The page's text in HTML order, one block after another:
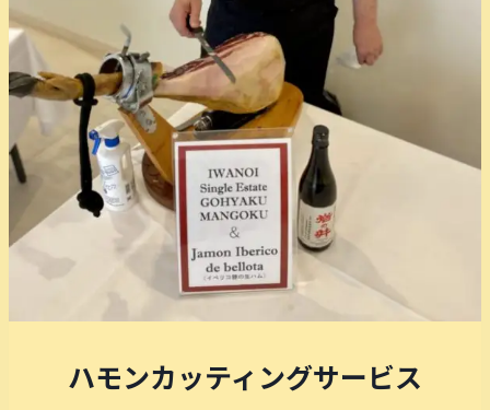
ハモンカッティングサービス